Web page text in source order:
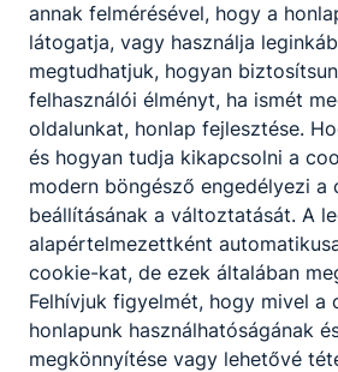
annak felmérésével, hogy a
látogatja, vagy használja
megtudhatjuk, hogyan
felhasználói élményt, ha ismét
oldalunkat, honlap fejlesztése.
és hogyan tudja kikapcsolni a
modern böngésző engedélyezi a
beállításának a változtatását. A
alapértelmezettként
cookie-kat, de ezek általában
Felhívjuk figyelmét, hogy mivel a
honlapunk használhatóságának
megkönnyítése vagy lehetővé